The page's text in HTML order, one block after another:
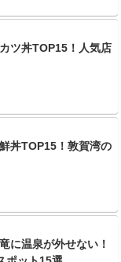
ツ丼TOP15！人気店
丼TOP15！敦賀湾の
に温泉が外せない！